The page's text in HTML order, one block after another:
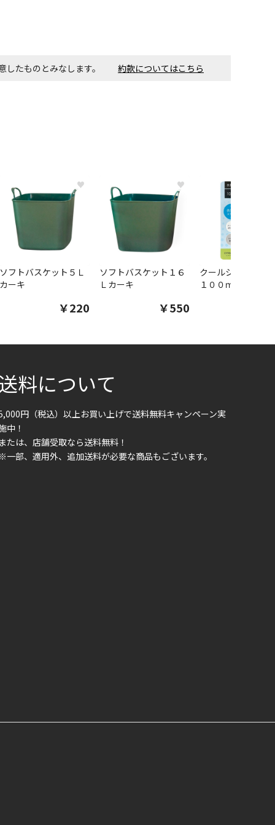
工事が必要な商品です。別途費用が発生する場合がござい
意したものとみなします。 約款についてはこちら
♥
ソフトバスケット５Ｌ
カーキ
￥220
♥
ソフトバスケット１６
Ｌカーキ
￥550
クールシャツスプ
１００ｍｌ
料について
円（税込）以上お買い上げで送料無料キャンペーン実
中！
または、店舗受取なら送料無料！
※一部、適用外、追加送料が必要な商品もございます。